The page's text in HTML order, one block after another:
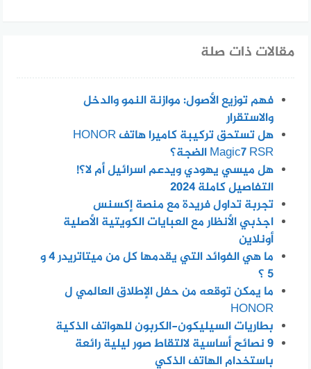
مقالات ذات صلة
فهم توزيع الأصول: موازنة النمو والدخل
والاستقرار
هل تستحق تركيبة كاميرا هاتف HONOR
Magic7 RSR الضجة؟
هل ميسي يهودي ويدعم اسرائيل أم لا؟!
التفاصيل كاملة 2024
تجربة تداول فريدة مع منصة إكسنس
اجذبي الأنظار مع العبايات الكويتية الأصلية
أونلاين
ما هي الفوائد التي يقدمها كل من ميتاتريدر 4 و
5 ؟
ما يمكن توقعه من حفل الإطلاق العالمي ل
HONOR
بطاريات السيليكون-الكربون للهواتف الذكية
٩ نصائح أساسية لالتقاط صور ليلية رائعة
باستخدام الهاتف الذكي